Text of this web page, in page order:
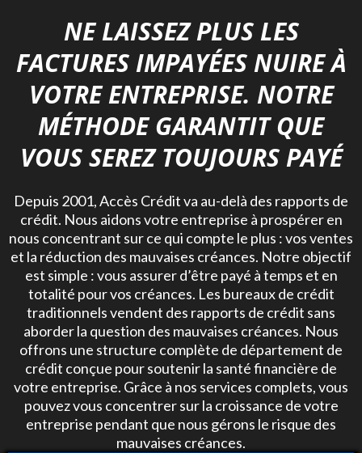
NE LAISSEZ PLUS LES
FACTURES IMPAYÉES NUIRE À
VOTRE ENTREPRISE. NOTRE
MÉTHODE GARANTIT QUE
VOUS SEREZ TOUJOURS PAYÉ
Depuis 2001, Accès Crédit va au-delà des rapports de
crédit. Nous aidons votre entreprise à prospérer en
nous concentrant sur ce qui compte le plus : vos ventes
et la réduction des mauvaises créances. Notre objectif
est simple : vous assurer d’être payé à temps et en
totalité pour vos créances. Les bureaux de crédit
traditionnels vendent des rapports de crédit sans
aborder la question des mauvaises créances. Nous
offrons une structure complète de département de
crédit conçue pour soutenir la santé financière de
votre entreprise. Grâce à nos services complets, vous
pouvez vous concentrer sur la croissance de votre
entreprise pendant que nous gérons le risque des
mauvaises créances.